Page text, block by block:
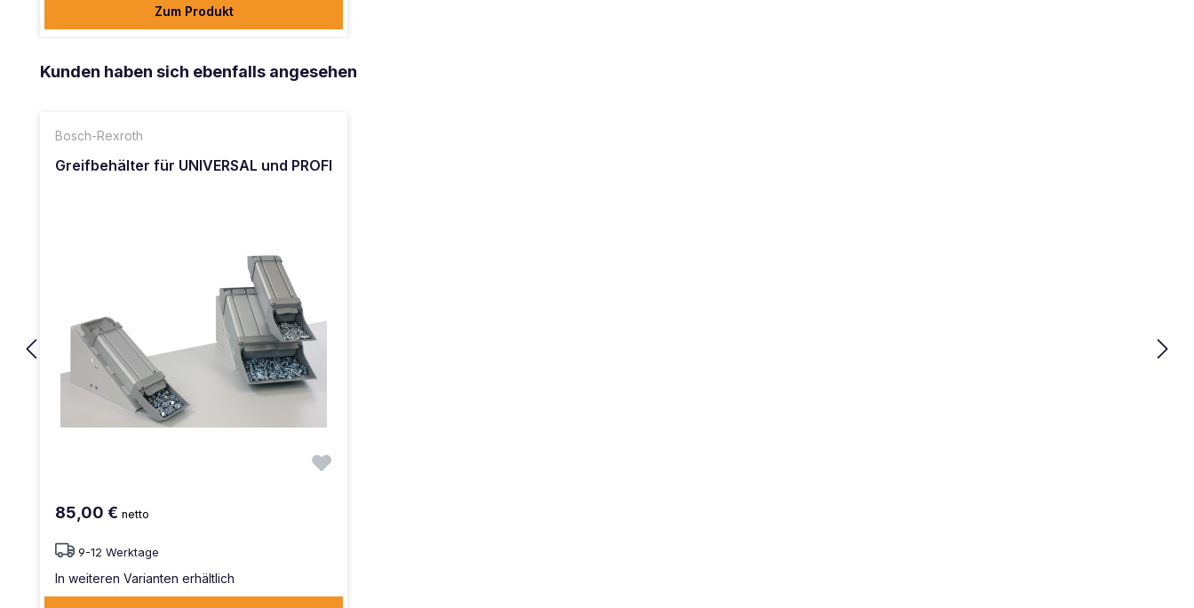
Zum Produkt
Produktgalerie überspringen
Kunden haben sich ebenfalls angesehen
Bosch-Rexroth
Greifbehälter für UNIVERSAL und PROFI
85,00 € netto
9-12 Werktage
In weiteren Varianten erhältlich